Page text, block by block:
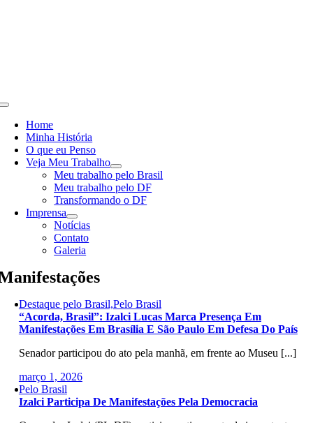
Toggle
NavigationHome
Minha História
O que eu Penso
Veja Meu Trabalho
Meu trabalho pelo Brasil
Meu trabalho pelo DF
Transformando o DF
Imprensa
Notícias
Contato
Galeria
Destaque pelo Brasil,Pelo Brasil
“Acorda, Brasil”: Izalci Lucas Marca Presença Em
Manifestações Em Brasília E São Paulo Em Defesa Do País
Senador participou do ato pela manhã, em frente ao Museu [...]
março 1, 2026
Pelo Brasil
Izalci Participa De Manifestações Pela Democracia